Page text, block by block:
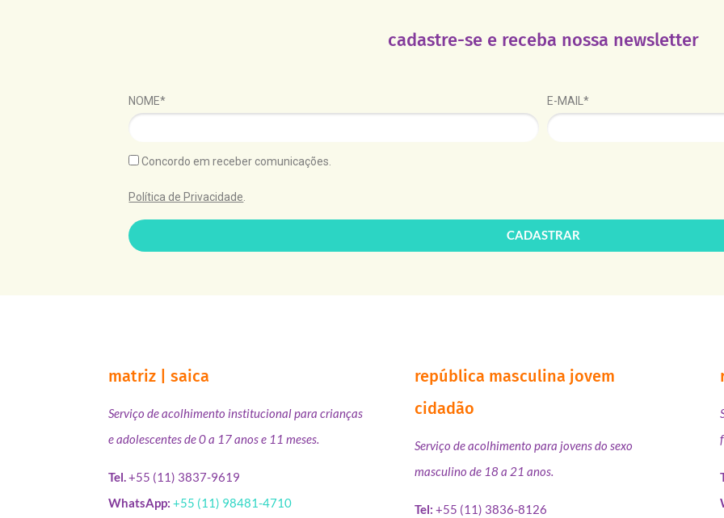
cadastre-se e receba nossa newsletter
NOME* E-MAIL*
Concordo em receber comunicações.
Política de Privacidade
CADASTRAR
matriz | saica
Serviço de acolhimento institucional para crianças
e adolescentes de 0 a 17 anos e 11 meses.
Tel.+55 (11) 3837-9619
WhatsApp: +55 (11) 98481-4710
república masculina jovem
cidadão
Serviço de acolhimento para jovens do sexo
masculino de 18 a 21 anos.
Tel: +55 (11) 3836-8126